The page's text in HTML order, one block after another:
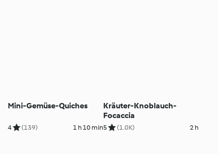
Mini-Gemüse-Quiches
4 (139) 1 h 10 min
Kräuter-Knoblauch-
Focaccia
5 (1.0K) 2 h